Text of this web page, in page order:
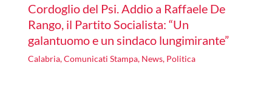
Cordoglio del Psi. Addio a Raffaele De
Rango, il Partito Socialista: “Un
galantuomo e un sindaco lungimirante”
Calabria,Comunicati Stampa, News, Politica